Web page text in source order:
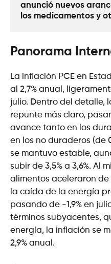
anunció nuevos
los medicamentos y
Panorama
La inflación PCE en
al 2,7% anual,
julio. Dentro del detalle,
repunte más claro,
avance tanto en los
en los no duraderos (de
se mantuvo estable,
subir de 3,5% a 3,6%. Al
alimentos aceleraron de
la caída de la energía
pasando de -1,9% en
términos subyacentes,
energía, la inflación se
2,9% anual.